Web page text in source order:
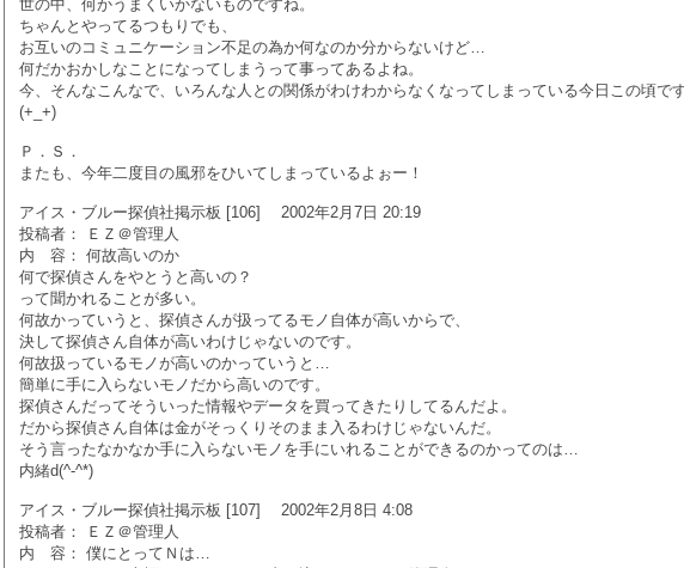
世の中、何かうまくいかないものですね。
ちゃんとやってるつもりでも、
お互いのコミュニケーション不足の為か何なのか分からないけど…
何だかおかしなことになってしまうって事ってあるよね。
今、そんなこんなで、いろんな人との関係がわけわからなくなってしまっている今日この頃で
(+_+)
Ｐ．Ｓ．
またも、今年二度目の風邪をひいてしまっているよぉー！
アイス・ブルー探偵社掲示板 [106] 2002年2月7日 20:19
投稿者： ＥＺ＠管理人
内 容： 何故高いのか
何で探偵さんをやとうと高いの？
って聞かれることが多い。
何故かっていうと、探偵さんが扱ってるモノ自体が高いからで、
決して探偵さん自体が高いわけじゃないのです。
何故扱っているモノが高いのかっていうと…
簡単に手に入らないモノだから高いのです。
探偵さんだってそういった情報やデータを買ってきたりしてるんだよ。
だから探偵さん自体は金がそっくりそのまま入るわけじゃないんだ。
そう言ったなかなか手に入らないモノを手にいれることができるのかってのは…
内緒d(^-^*)
アイス・ブルー探偵社掲示板 [107] 2002年2月8日 4:08
投稿者： ＥＺ＠管理人
内 容： 僕にとってＮは…